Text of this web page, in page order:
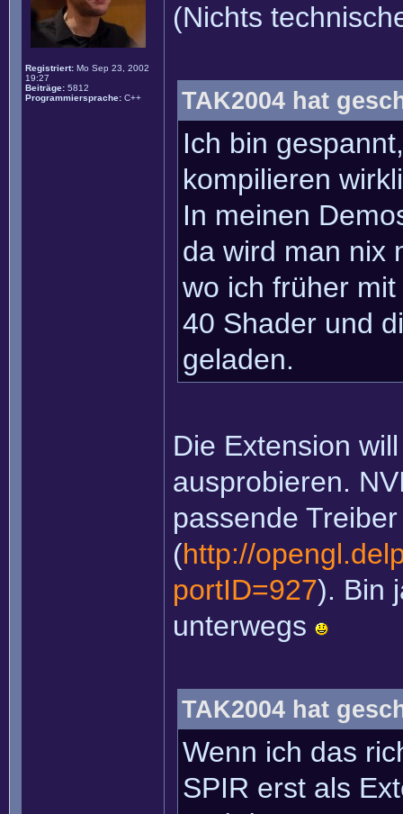
Registriert: Mo Sep 23, 2002
19:27
Beiträge: 5812
Programmiersprache: C++
(Nichts
TAK2004 hat
Ich bin
kompilieren
In meinen
da wird man nix
wo ich früher
40 Shader und
geladen.
Die Extension
ausprobieren.
passende
(http://
portID=927). Bin
unterwegs
TAK2004 hat
Wenn ich das
SPIR erst als